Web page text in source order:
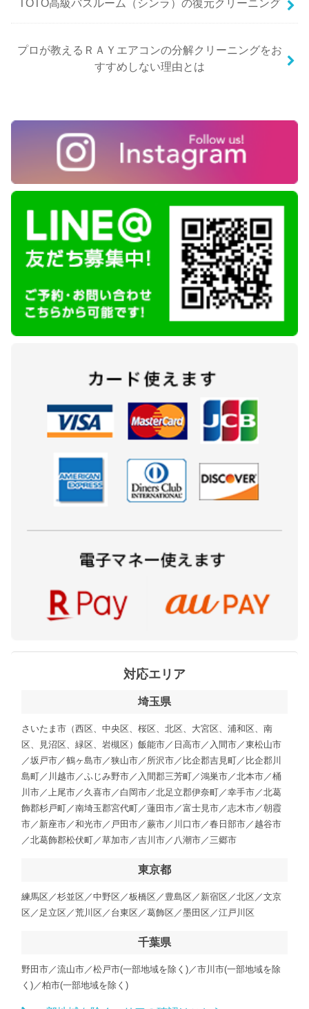
TOTO高級バスルーム（シンラ）の復元クリーニング
プロが教えるＲＡＹエアコンの分解クリーニングをお
すすめしない理由とは
対応エリア
埼玉県
さいたま市（西区、中央区、桜区、北区、大宮区、浦和区、南
区、見沼区、緑区、岩槻区）飯能市／日高市／入間市／東松山市
／坂戸市／鶴ヶ島市／狭山市／所沢市／比企郡吉見町／比企郡川
島町／川越市／ふじみ野市／入間郡三芳町／鴻巣市／北本市／桶
川市／上尾市／久喜市／白岡市／北足立郡伊奈町／幸手市／北葛
飾郡杉戸町／南埼玉郡宮代町／蓮田市／富士見市／志木市／朝霞
市／新座市／和光市／戸田市／蕨市／川口市／春日部市／越谷市
／北葛飾郡松伏町／草加市／吉川市／八潮市／三郷市
東京都
練馬区／杉並区／中野区／板橋区／豊島区／新宿区／北区／文京
区／足立区／荒川区／台東区／葛飾区／墨田区／江戸川区
千葉県
野田市／流山市／松戸市(一部地域を除く)／市川市(一部地域を除
く)／柏市(一部地域を除く)